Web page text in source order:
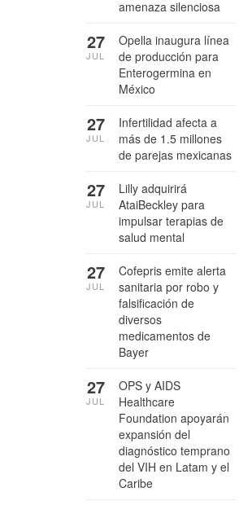
amenaza silenciosa
Opella inaugura línea
de producción para
Enterogermina en
México
27
JUL
Infertilidad afecta a
más de 1.5 millones
de parejas mexicanas
27
JUL
Lilly adquirirá
AtaiBeckley para
impulsar terapias de
salud mental
27
JUL
Cofepris emite alerta
sanitaria por robo y
falsificación de
diversos
medicamentos de
Bayer
27
JUL
OPS y AIDS
Healthcare
Foundation apoyarán
expansión del
diagnóstico temprano
del VIH en Latam y el
Caribe
27
JUL